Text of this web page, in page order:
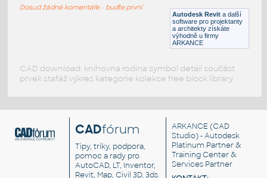
otvoru, rozmery
Autodesk Revit a další
software pro projektanty
a architekty získáte
výhodně u firmy
ARKANCE
Dosud žádné komentáře - buďte první
CAD download: knihovna rodina symbol detail součást
prvek stafáž výkres kategorie kolekce free block library
CADfórum
Tipy, triky, podpora,
pomoc a rady pro
AutoCAD, LT, Inventor,
Revit, Map, Civil 3D, 3ds
ARKANCE (CAD
Studio) - Autodesk
Platinum Partner &
Training Center &
Services Partner